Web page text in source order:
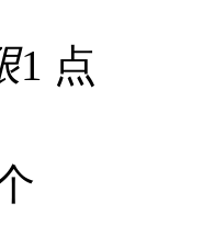
1 点